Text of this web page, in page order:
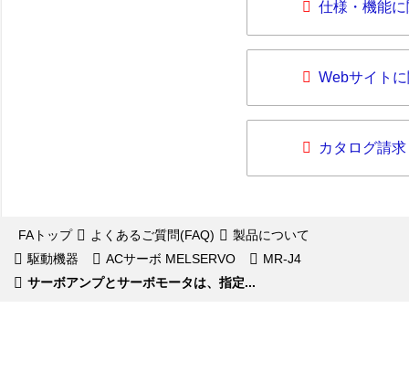
仕様・機能
Webサイト
カタログ請求
FAトップ よくあるご質問(FAQ)
製品について
駆動機器
ACサーボ MELSERVO
MR-J4
サーボアンプとサーボモータは、指定...